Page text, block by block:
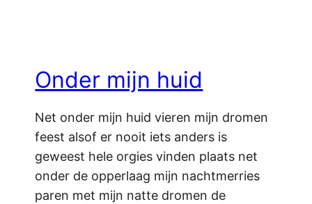
Onder mijn huid
Net onder mijn huid vieren mijn dromen
feest alsof er nooit iets anders is
geweest hele orgies vinden plaats net
onder de opperlaag mijn nachtmerries
paren met mijn natte dromen de